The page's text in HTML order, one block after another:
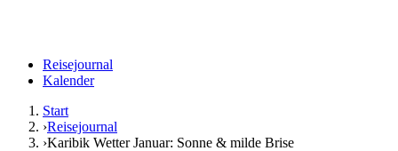
Reisejournal
Kalender
Start
›Reisejournal
›Karibik Wetter Januar: Sonne & milde Brise